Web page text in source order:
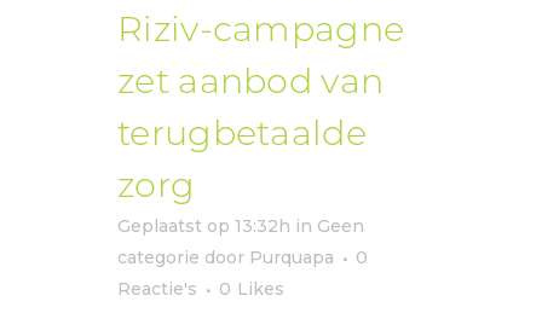
Riziv-campagne
zet aanbod van
terugbetaalde
zorg
Geplaatst op 13:32h in Geen
categorie door Purquapa
0
Reactie's
0 Likes